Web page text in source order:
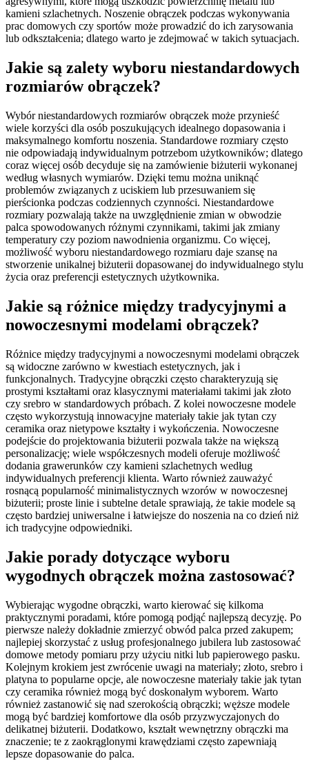
kamieni szlachetnych. Noszenie obrączek podczas wykonywania
prac domowych czy sportów może prowadzić do ich zarysowania
lub odkształcenia; dlatego warto je zdejmować w takich sytuacjach.
Jakie są zalety wyboru niestandardowych
rozmiarów obrączek?
Wybór niestandardowych rozmiarów obrączek może przynieść
wiele korzyści dla osób poszukujących idealnego dopasowania i
maksymalnego komfortu noszenia. Standardowe rozmiary często
nie odpowiadają indywidualnym potrzebom użytkowników; dlatego
coraz więcej osób decyduje się na zamówienie biżuterii wykonanej
według własnych wymiarów. Dzięki temu można uniknąć
problemów związanych z uciskiem lub przesuwaniem się
pierścionka podczas codziennych czynności. Niestandardowe
rozmiary pozwalają także na uwzględnienie zmian w obwodzie
palca spowodowanych różnymi czynnikami, takimi jak zmiany
temperatury czy poziom nawodnienia organizmu. Co więcej,
możliwość wyboru niestandardowego rozmiaru daje szansę na
stworzenie unikalnej biżuterii dopasowanej do indywidualnego stylu
życia oraz preferencji estetycznych użytkownika.
Jakie są różnice między tradycyjnymi a
nowoczesnymi modelami obrączek?
Różnice między tradycyjnymi a nowoczesnymi modelami obrączek
są widoczne zarówno w kwestiach estetycznych, jak i
funkcjonalnych. Tradycyjne obrączki często charakteryzują się
prostymi kształtami oraz klasycznymi materiałami takimi jak złoto
czy srebro w standardowych próbach. Z kolei nowoczesne modele
często wykorzystują innowacyjne materiały takie jak tytan czy
ceramika oraz nietypowe kształty i wykończenia. Nowoczesne
podejście do projektowania biżuterii pozwala także na większą
personalizację; wiele współczesnych modeli oferuje możliwość
dodania grawerunków czy kamieni szlachetnych według
indywidualnych preferencji klienta. Warto również zauważyć
rosnącą popularność minimalistycznych wzorów w nowoczesnej
biżuterii; proste linie i subtelne detale sprawiają, że takie modele są
często bardziej uniwersalne i łatwiejsze do noszenia na co dzień niż
ich tradycyjne odpowiedniki.
Jakie porady dotyczące wyboru
wygodnych obrączek można zastosować?
Wybierając wygodne obrączki, warto kierować się kilkoma
praktycznymi poradami, które pomogą podjąć najlepszą decyzję. Po
pierwsze należy dokładnie zmierzyć obwód palca przed zakupem;
najlepiej skorzystać z usług profesjonalnego jubilera lub zastosować
domowe metody pomiaru przy użyciu nitki lub papierowego pasku.
Kolejnym krokiem jest zwrócenie uwagi na materiały; złoto, srebro i
platyna to popularne opcje, ale nowoczesne materiały takie jak tytan
czy ceramika również mogą być doskonałym wyborem. Warto
również zastanowić się nad szerokością obrączki; węższe modele
mogą być bardziej komfortowe dla osób przyzwyczajonych do
delikatnej biżuterii. Dodatkowo, kształt wewnętrzny obrączki ma
znaczenie; te z zaokrąglonymi krawędziami często zapewniają
lepsze dopasowanie do palca.